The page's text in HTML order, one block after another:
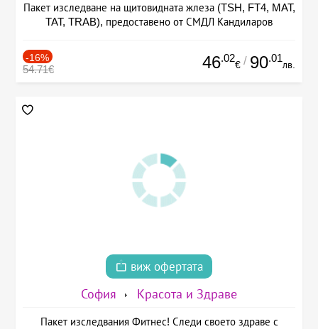
Пакет изследване на щитовидната жлеза (TSH, FT4, MAT,
TAT, TRAB), предоставено от СМДЛ Кандиларов
-16%
54.71€ 46.02
€ / 90.01
лв.
виж офертата
София Красота и Здраве
Пакет изследвания Фитнес! Следи своето здраве с